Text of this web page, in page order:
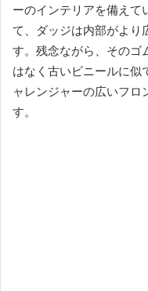
ーのインテリアを備えて
て、ダッジは内部がより
す。 残念ながら、そのゴ
はなく古いビニールに似
ャレンジャーの広いフロ
す。